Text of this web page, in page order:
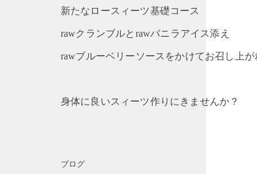
新たなロースィーツ基礎コース
rawクランブルとrawバニラアイス添え
rawブルーベリーソースをかけてお召し上が
身体に良いスィーツ作りにきませんか？
ブログ